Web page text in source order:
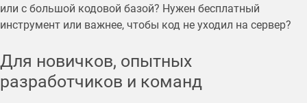
или с большой кодовой базой? Нужен бесплатный
инструмент или важнее, чтобы код не уходил на сервер?
Для новичков, опытных
разработчиков и команд